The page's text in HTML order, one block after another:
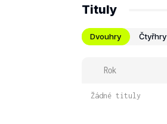
Tituly
Dvouhry Čtyřhry
Rok
Žádné tituly